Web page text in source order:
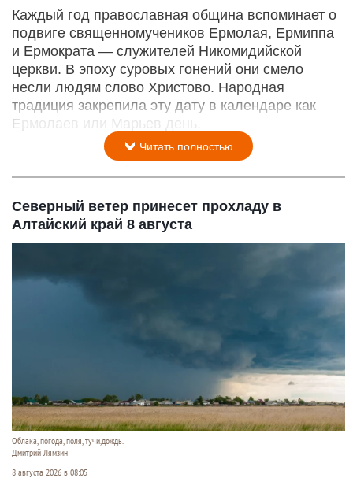
Каждый год православная община вспоминает о
подвиге священномучеников Ермолая, Ермиппа
и Ермократа — служителей Никомидийской
церкви. В эпоху суровых гонений они смело
несли людям слово Христово. Народная
традиция закрепила эту дату в календаре как
Ермолаев или Марьев день.
Читать полностью
Северный ветер принесет прохладу в
Алтайский край 8 августа
Облака, погода, поля, тучи,дождь.
Дмитрий Лямзин
8 августа 2026 в 08:05